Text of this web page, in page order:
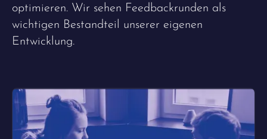
optimieren. Wir sehen Feedbackrunden als
wichtigen Bestandteil unserer eigenen
Entwicklung.